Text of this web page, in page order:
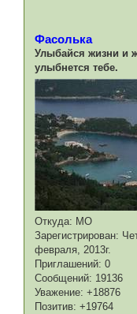
Фасолька
Улыбайся жизни и
улыбнется тебе.
Откуда: МО
Зарегистрирован:
февраля, 2013г.
Приглашений: 0
Сообщений: 19136
Уважение: +18876
Позитив: +19764